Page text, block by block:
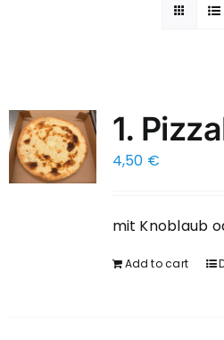
1.
4,50 €
mit Knoblaub
Add to cart